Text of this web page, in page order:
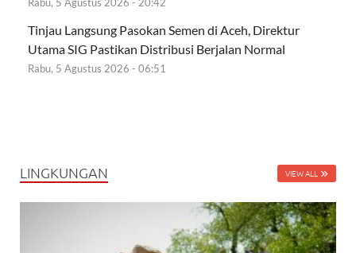
Rabu, 5 Agustus 2026 - 20:42
Tinjau Langsung Pasokan Semen di Aceh, Direktur
Utama SIG Pastikan Distribusi Berjalan Normal
Rabu, 5 Agustus 2026 - 06:51
LINGKUNGAN VIEW ALL